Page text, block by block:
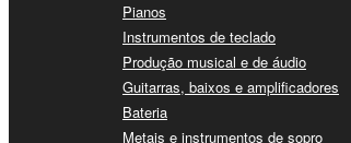
Pianos
Instrumentos de teclado
Produção musical e de áudio
Guitarras, baixos e amplificadores
Bateria
Metais e instrumentos de sopro